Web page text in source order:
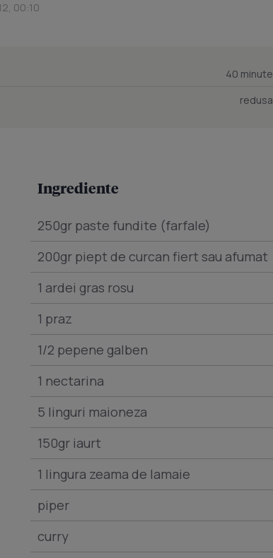
00:10
40 minute
redusa
Ingrediente
250gr paste fundite (farfale)
200gr piept de curcan fiert sau afumat
1 ardei gras rosu
1 praz
1/2 pepene galben
1 nectarina
5 linguri maioneza
150gr iaurt
1 lingura zeama de lamaie
piper
curry